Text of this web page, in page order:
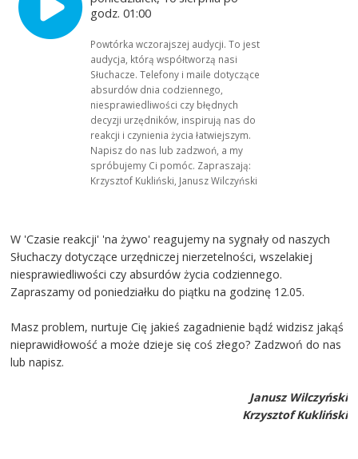
godz. 01:00
Powtórka wczorajszej audycji. To jest
audycja, którą współtworzą nasi
Słuchacze. Telefony i maile dotyczące
absurdów dnia codziennego,
niesprawiedliwości czy błędnych
decyzji urzędników, inspirują nas do
reakcji i czynienia życia łatwiejszym.
Napisz do nas lub zadzwoń, a my
spróbujemy Ci pomóc. Zapraszają:
Krzysztof Kukliński, Janusz Wilczyński
W 'Czasie reakcji' 'na żywo' reagujemy na sygnały od naszych
Słuchaczy dotyczące urzędniczej nierzetelności, wszelakiej
niesprawiedliwości czy absurdów życia codziennego.
Zapraszamy od poniedziałku do piątku na godzinę 12.05.
Masz problem, nurtuje Cię jakieś zagadnienie bądź widzisz jakąś
nieprawidłowość a może dzieje się coś złego? Zadzwoń do nas
lub napisz.
Janusz Wilczyński
Krzysztof Kukliński